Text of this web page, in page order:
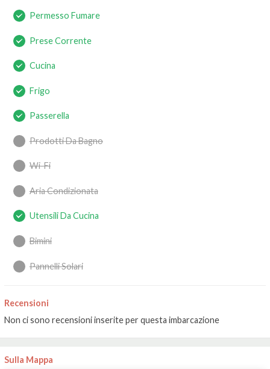
Permesso Fumare
Prese Corrente
Cucina
Frigo
Passerella
Prodotti Da Bagno
Wi-Fi
Aria Condizionata
Utensili Da Cucina
Bimini
Pannelli Solari
Recensioni
Non ci sono recensioni inserite per questa imbarcazione
Sulla Mappa